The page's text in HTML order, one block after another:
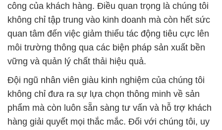
công của khách hàng. Điều quan trọng là chúng tôi
không chỉ tập trung vào kinh doanh mà còn hết sức
quan tâm đến việc giảm thiểu tác động tiêu cực lên
môi trường thông qua các biện pháp sản xuất bền
vững và quản lý chất thải hiệu quả.
Đội ngũ nhân viên giàu kinh nghiệm của chúng tôi
không chỉ đưa ra sự lựa chọn thông minh về sản
phẩm mà còn luôn sẵn sàng tư vấn và hỗ trợ khách
hàng giải quyết mọi thắc mắc. Đối với chúng tôi, uy